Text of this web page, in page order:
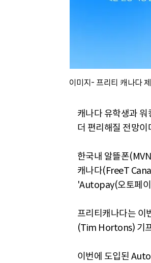
이미지- 프리티 캐나다
캐나다 유학생과
더 편리해질 전망이
한국내 알뜰폰
캐나다(FreeT
'Autopay(오토페
프리티캐나다는 이
(Tim Hortons) 기
이번에 도입된